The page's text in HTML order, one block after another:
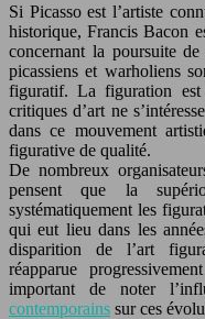
Si Picasso est l’artiste
historique, Francis Bacon
concernant la poursuite
picassiens et warholiens
figuratif. La figuration
critiques d’art ne
dans ce mouvement
figurative de qualité.
De nombreux
pensent que la
systématiquement les
qui eut lieu dans les
disparition de l’art
réapparue
important de noter
contemporains sur ces